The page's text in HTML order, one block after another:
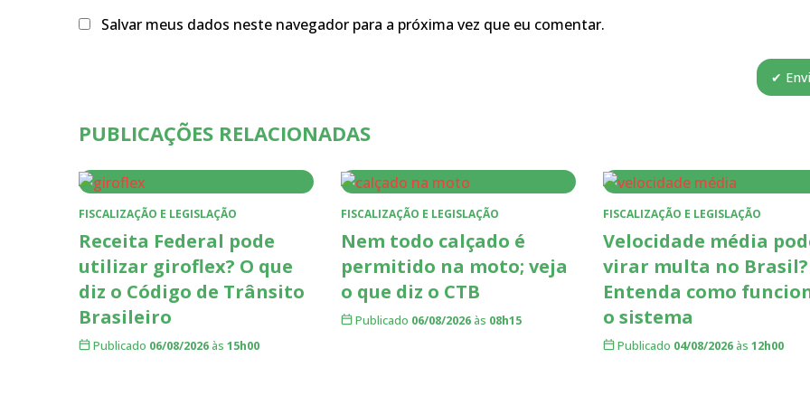
Salvar meus dados neste navegador para a próxima vez que eu comentar.
PUBLICAÇÕES RELACIONADAS
FISCALIZAÇÃO E LEGISLAÇÃO
Receita Federal pode
utilizar giroflex? O que
diz o Código de Trânsito
Brasileiro
Publicado 06/08/2026às 15h00
FISCALIZAÇÃO E LEGISLAÇÃO
Nem todo calçado é
permitido na moto; veja
o que diz o CTB
Publicado 06/08/2026às 08h15
FISCALIZAÇÃO E LEGISLAÇÃO
Velocidade média
virar multa no Brasil?
Entenda como
o sistema
Publicado 04/08/2026às 12h00